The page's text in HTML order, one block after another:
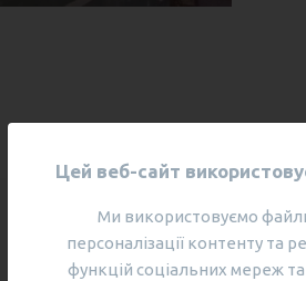
Цей веб-сайт
Ми використовуємо
персоналізації контенту та
функцій соціальних мереж